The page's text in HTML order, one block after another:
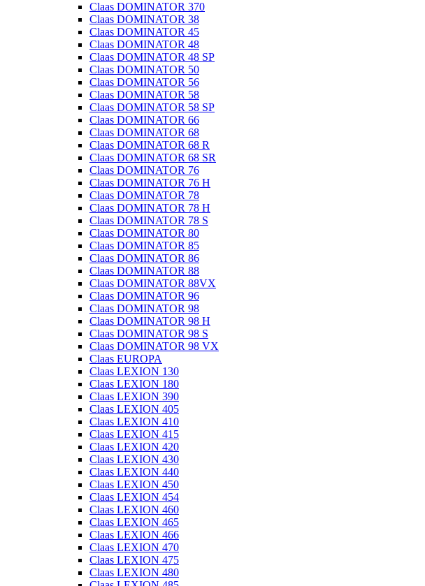
Claas DOMINATOR 370
Claas DOMINATOR 38
Claas DOMINATOR 45
Claas DOMINATOR 48
Claas DOMINATOR 48 SP
Claas DOMINATOR 50
Claas DOMINATOR 56
Claas DOMINATOR 58
Claas DOMINATOR 58 SP
Claas DOMINATOR 66
Claas DOMINATOR 68
Claas DOMINATOR 68 R
Claas DOMINATOR 68 SR
Claas DOMINATOR 76
Claas DOMINATOR 76 H
Claas DOMINATOR 78
Claas DOMINATOR 78 H
Claas DOMINATOR 78 S
Claas DOMINATOR 80
Claas DOMINATOR 85
Claas DOMINATOR 86
Claas DOMINATOR 88
Claas DOMINATOR 88VX
Claas DOMINATOR 96
Claas DOMINATOR 98
Claas DOMINATOR 98 H
Claas DOMINATOR 98 S
Claas DOMINATOR 98 VX
Claas EUROPA
Claas LEXION 130
Claas LEXION 180
Claas LEXION 390
Claas LEXION 405
Claas LEXION 410
Claas LEXION 415
Claas LEXION 420
Claas LEXION 430
Claas LEXION 440
Claas LEXION 450
Claas LEXION 454
Claas LEXION 460
Claas LEXION 465
Claas LEXION 466
Claas LEXION 470
Claas LEXION 475
Claas LEXION 480